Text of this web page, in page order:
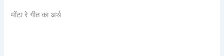
मोंटा रे गीत का अर्थ